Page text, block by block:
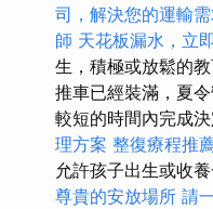
司，解決您的運輸
師 天花板漏水，立
生，積極或放鬆的
推車已經裝滿，夏
較短的時間內完成
理方案 整復療程推
允許孩子出生或收
尊貴的安放場所 請